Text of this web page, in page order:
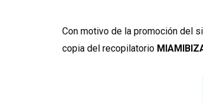
Con motivo de la promoción del
copia del recopilatorio